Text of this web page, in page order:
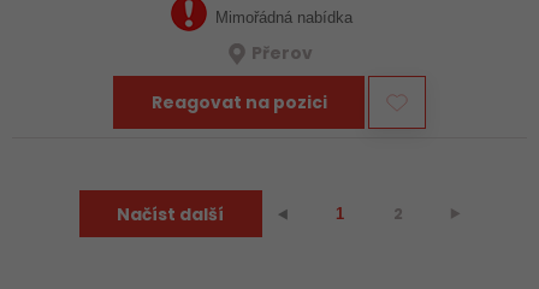
zkušeností – důležité je, že…Mimořádná nabídka
Přerov
Reagovat na pozici
Načíst další ⯇ 1 2 ⯈